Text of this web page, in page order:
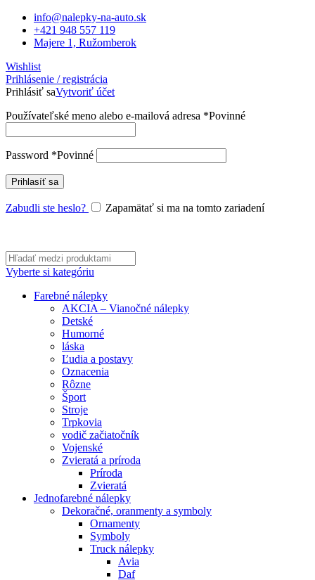
info@nalepky-na-auto.sk
+421 948 557 119
Majere 1, Ružomberok
Wishlist
Prihlásenie / registrácia
Prihlásiť saVytvoriť účet
Používateľské meno alebo e-mailová adresa *Povinné
Password *Povinné
Prihlasíť sa
Zabudli ste heslo? Zapamätať si ma na tomto zariadení
Vyberte si kategóriu
Farebné nálepky
AKCIA – Vianočné nálepky
Detské
Humorné
láska
Ľudia a postavy
Oznacenia
Rôzne
Šport
Stroje
Trpkovia
vodič začiatočník
Vojenské
Zvieratá a príroda
Príroda
Zvieratá
Jednofarebné nálepky
Dekoračné, oranmenty a symboly
Ornamenty
Symboly
Truck nálepky
Avia
Daf